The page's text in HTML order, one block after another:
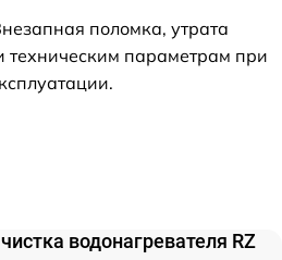
поломка, утрата
техническим параметрам при
водонагревателя RZ